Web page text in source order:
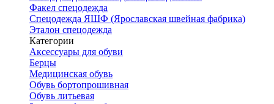
Факел спецодежда
Спецодежда ЯШФ (Ярославская швейная фабрика)
Эталон спецодежда
Категории
Аксессуары для обуви
Берцы
Медицинская обувь
Обувь бортопрошивная
Обувь литьевая